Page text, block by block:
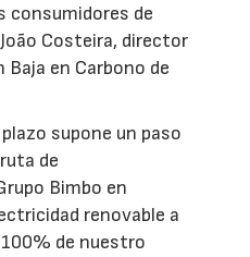
consumidores de
Costeira, director
Baja en Carbono de
supone un paso
de
Bimbo en
renovable a
de nuestro